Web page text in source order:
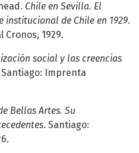
Chile en Sevilla. El
de Chile en 1929.
1929.
social y las creencias
Santiago: Imprenta
Bellas Artes. Su
. Santiago: